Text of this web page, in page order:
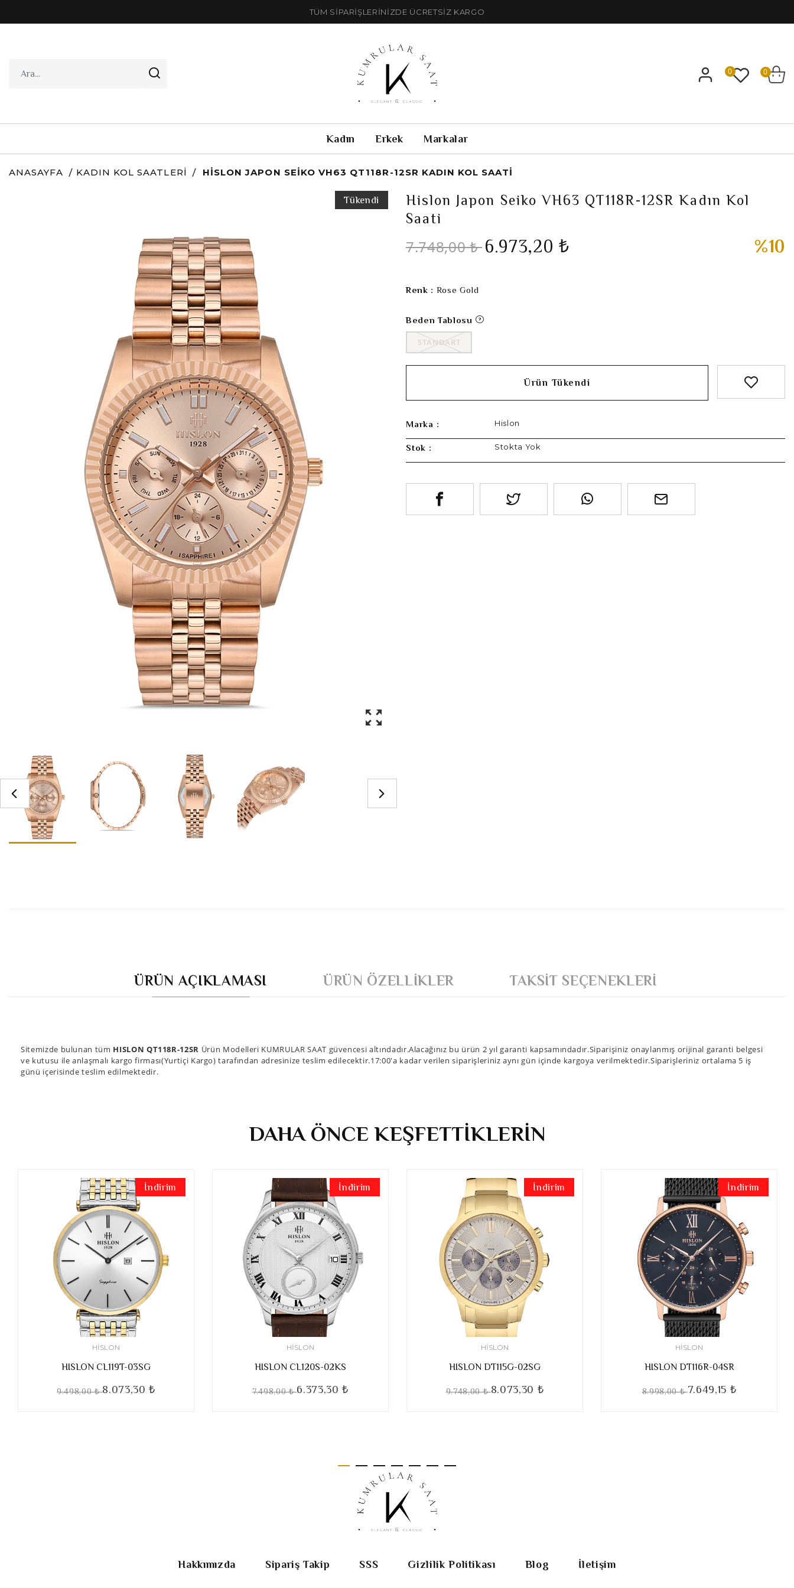
TÜM SİPARİŞLERİNİZDE ÜCRETSİZ KARGO
0 0
Kadın Erkek Markalar
ANASAYFA KADIN KOL SAATLERI HISLON JAPON SEIKO VH63 QT118R-12SR KADIN KOL SAATI
Tükendi
Hislon Japon Seiko VH63 QT118R-12SR Kadın Kol
Saati
7.748,00 ₺6.973,20 ₺ %10
Renk : Rose Gold
Beden Tablosu
STANDART
Ürün Tükendi
Marka : Hislon
Stok : Stokta Yok
ÜRÜN AÇIKLAMASI ÜRÜN ÖZELLIKLER TAKSIT SEÇENEKLERI
Sitemizde bulunan tüm HISLON QT118R-12SR Ürün Modelleri KUMRULAR SAAT güvencesi altındadır.Alacağınız bu ürün 2 yıl garanti kapsamındadır.Siparişiniz onaylanmış orijinal garanti belgesi
ve kutusu ile anlaşmalı kargo firması(Yurtiçi Kargo) tarafından adresinize teslim edilecektir.17:00'a kadar verilen siparişleriniz aynı gün içinde kargoya verilmektedir.Siparişleriniz ortalama 5 iş
günü içerisinde teslim edilmektedir.
DAHA ÖNCE KEŞFETTİKLERİN
İndirim
HISLON
HISLON CL119T-03SG
9.498,00 ₺8.073,30 ₺
İndirim
HISLON
HISLON CL120S-02KS
7.498,00 ₺6.373,30 ₺
İndirim
HISLON
HISLON DT115G-02SG
9.748,00 ₺8.073,30 ₺
İndirim
HISLON
HISLON DT116R-04SR
8.998,00 ₺7.649,15 ₺
Hakkımızda Sipariş Takip SSS Gizlilik Politikası Blog İletişim